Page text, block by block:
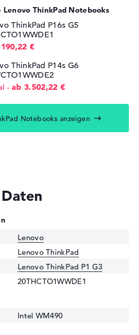
ThinkPad Notebooks
ThinkPad P16s G5
€
ThinkPad P14s G6
ab 3.502,22 €
Notebooks anzeigen
Lenovo
Lenovo ThinkPad
Lenovo ThinkPad P1 G3
20THCTO1WWDE1
Intel WM490